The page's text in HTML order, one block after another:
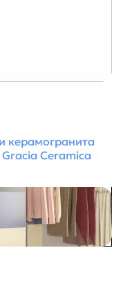
керамогранита
Ceramica